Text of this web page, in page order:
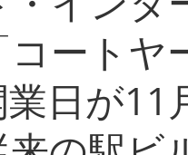
コートヤ
日が11